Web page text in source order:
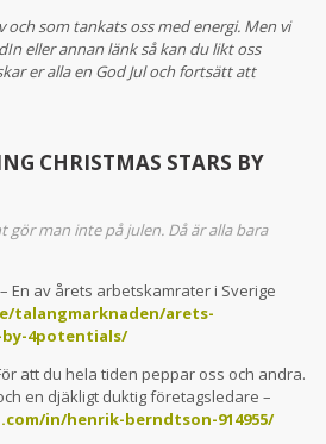
och som tankats oss med energi. Men vi
eller annan länk så kan du likt oss
er alla en God Jul och fortsätt att
CHRISTMAS STARS BY
gör man inte på julen. Då är alla bara
– En av årets arbetskamrater i Sverige
talangmarknaden/arets-
by-4potentials/
att du hela tiden peppar oss och andra.
en djäkligt duktig företagsledare –
in/henrik-berndtson-914955/